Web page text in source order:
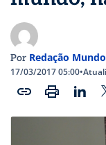
Por Redação
17/03/2017 05:00•